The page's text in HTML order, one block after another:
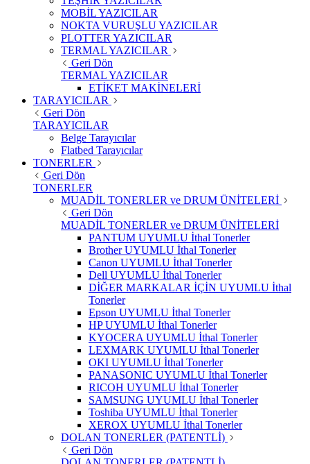
MOBİL YAZICILAR
NOKTA VURUŞLU YAZICILAR
PLOTTER YAZICILAR
TERMAL YAZICILAR
Geri Dön
TERMAL YAZICILAR
ETİKET MAKİNELERİ
TARAYICILAR
Geri Dön
TARAYICILAR
Belge Tarayıcılar
Flatbed Tarayıcılar
TONERLER
Geri Dön
TONERLER
MUADİL TONERLER ve DRUM ÜNİTELERİ
Geri Dön
MUADİL TONERLER ve DRUM ÜNİTELERİ
PANTUM UYUMLU İthal Tonerler
Brother UYUMLU İthal Tonerler
Canon UYUMLU İthal Tonerler
Dell UYUMLU İthal Tonerler
DİĞER MARKALAR İÇİN UYUMLU İthal
Tonerler
Epson UYUMLU İthal Tonerler
HP UYUMLU İthal Tonerler
KYOCERA UYUMLU İthal Tonerler
LEXMARK UYUMLU İthal Tonerler
OKI UYUMLU İthal Tonerler
PANASONIC UYUMLU İthal Tonerler
RICOH UYUMLU İthal Tonerler
SAMSUNG UYUMLU İthal Tonerler
Toshiba UYUMLU İthal Tonerler
XEROX UYUMLU İthal Tonerler
DOLAN TONERLER (PATENTLİ)
Geri Dön